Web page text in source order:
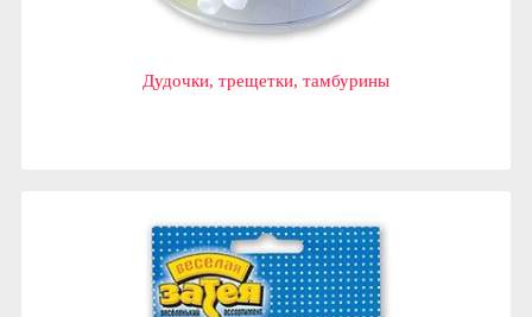
Дудочки, трещетки, тамбурины